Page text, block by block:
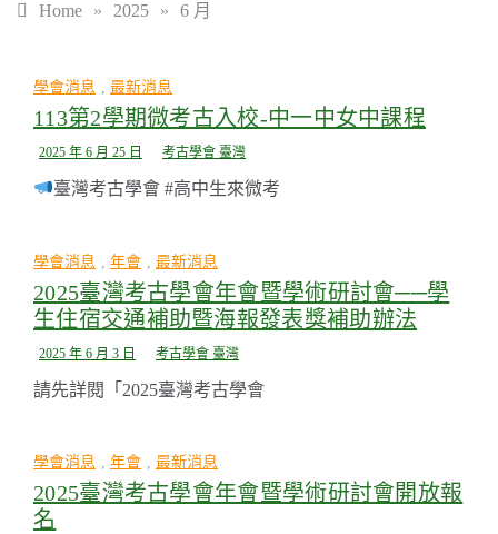
Home » 2025 » 6 月
學會消息 最新消息
113第2學期微考古入校-中一中女中課程
2025 年 6 月 25 日 考古學會 臺灣
臺灣考古學會 #高中生來微考
學會消息 年會 最新消息
2025臺灣考古學會年會暨學術研討會──學
生住宿交通補助暨海報發表獎補助辦法
2025 年 6 月 3 日 考古學會 臺灣
請先詳閱「2025臺灣考古學會
學會消息 , 年會 , 最新消息
2025臺灣考古學會年會暨學術研討會開放報
名